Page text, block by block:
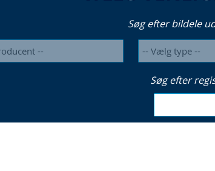
Søg efter bildele
Søg efter